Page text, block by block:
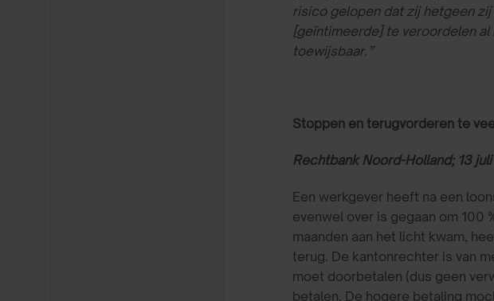
risico gelopen dat zij hetgeen
[geïntimeerde] te veroordelen
toewijsbaar.”
Stoppen en terugvorderen te
Rechtbank Noord-Holland; 13 juli
Een werkgever heeft na een
evenwel over is gegaan om 100
maanden aan het licht kwam,
terug. De kantonrechter is van
moet doorbetalen (dus geen
betalen. De hogere betaling